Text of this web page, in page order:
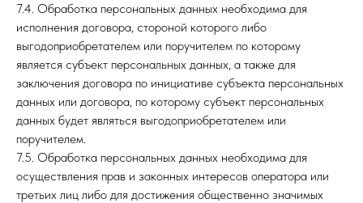
7.4. Обработка персональных данных необходима для
исполнения договора, стороной которого либо
выгодоприобретателем или поручителем по которому
является субъект персональных данных, а также для
заключения договора по инициативе субъекта персональных
данных или договора, по которому субъект персональных
данных будет являться выгодоприобретателем или
поручителем.
7.5. Обработка персональных данных необходима для
осуществления прав и законных интересов оператора или
третьих лиц либо для достижения общественно значимых